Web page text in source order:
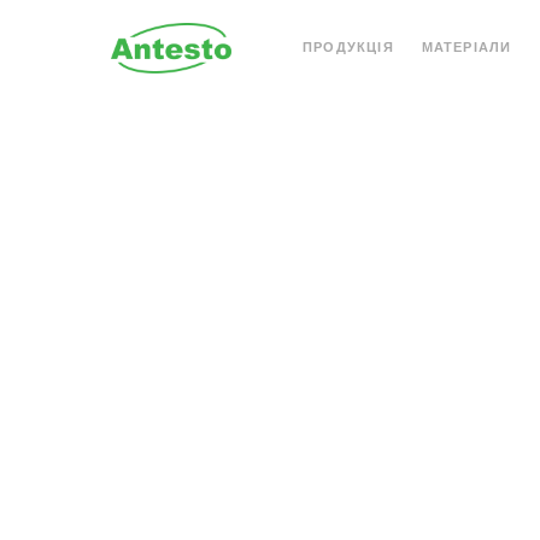
ПРОДУКЦІЯ МАТЕРІАЛИ